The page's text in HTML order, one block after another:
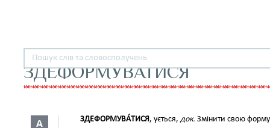
ЗДЕФОРМУВАТИСЯ
А ЗДЕФОРМУВА́ТИСЯ, ується, док. Змінити свою